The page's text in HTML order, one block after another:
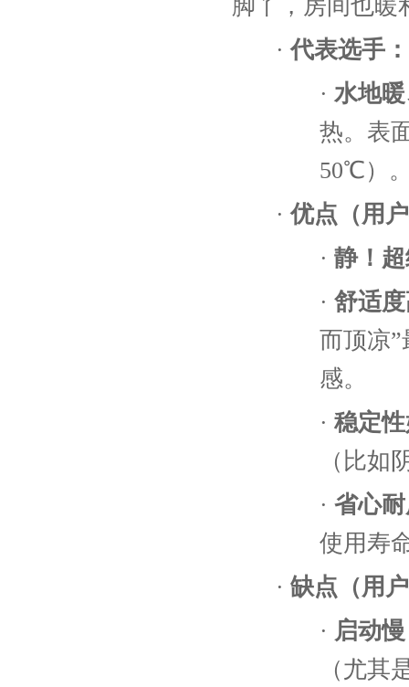
脚丫，房间也暖
·代表选手：
· 水地
热。表
50℃）
·优点（用
· 静！
· 舒适
而顶凉
感。
· 稳定
（比如
· 省心
使用寿
· 缺点（用
· 启动
（尤其